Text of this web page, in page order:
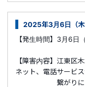
2025年3月6日（木
【発生時間】3月6日
14:30頃
【障害内容】 江東区
ネット、電話サービ
繋がりにくい障